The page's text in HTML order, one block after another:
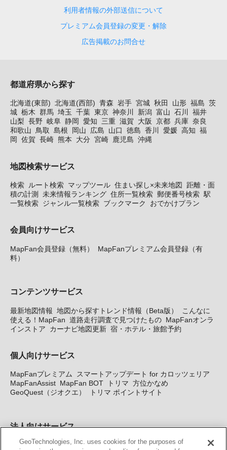
利用者情報の外部送信について
プレミアム会員登録の変更・解除
広告掲載のお問合せ
都道府県から探す
北海道(東部) 北海道(西部) 青森 岩手 宮城 秋田 山形 福島 茨
城 栃木 群馬 埼玉 千葉 東京 神奈川 新潟 富山 石川
福井
山梨 長野 岐阜 静岡 愛知 三重 滋賀 大阪 京都 兵庫 奈良
和歌山 鳥取 島根 岡山 広島 山口 徳島 香川 愛媛 高知 福
岡
佐賀 長崎 熊本 大分 宮崎 鹿児島 沖縄
地図検索サービス
検索 ルート検索 マップツール 住まい探し×未来地図
距離・面
積の計測
未来情報ランキング 住所一覧検索 郵便番号検索 駅
一覧検索 ジャンル一覧検索 ブックマーク おでかけプラン
会員向けサービス
MapFan会員登録（無料）
MapFanプレミアム会員登録（有
料）
コンテンツサービス
最新地図情報 地図から探すトレンド情報（Beta版）
こんなに
使える！MapFan 道路走行調査で見つけたもの MapFanオンラ
インストア
カーナビ地図更新 宿・ホテル・旅館予約
個人向けサービス
MapFanプレミアム
スマートアップデート for カロッツェリア
MapFanAssist MapFan BOT トリマ 方位かなめ
GeoQuest（ジオクエ）
トリマ ポイントサイト
法人向けサービス
法人向け地図・位置情報サービス WEBサイト・システム向け地
GeoTechnologies, Inc. uses cookies for the purposes of